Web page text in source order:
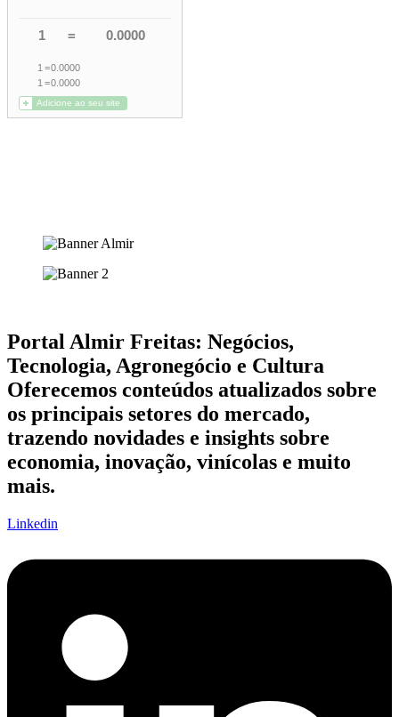
Portal Almir Freitas: Negócios,
Tecnologia, Agronegócio e Cultura
Oferecemos conteúdos atualizados sobre
os principais setores do mercado,
trazendo novidades e insights sobre
economia, inovação, vinícolas e muito
mais.
Linkedin